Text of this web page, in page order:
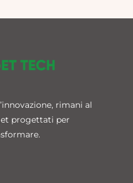
rimani al
progettati per